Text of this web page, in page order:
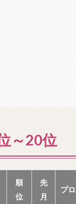
～20位
順
位
先
月
プ